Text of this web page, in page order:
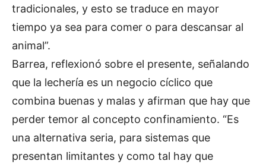
tradicionales, y esto se traduce en mayor
tiempo ya sea para comer o para descansar al
animal”.
Barrea, reflexionó sobre el presente, señalando
que la lechería es un negocio cíclico que
combina buenas y malas y afirman que hay que
perder temor al concepto confinamiento. “Es
una alternativa seria, para sistemas que
presentan limitantes y como tal hay que